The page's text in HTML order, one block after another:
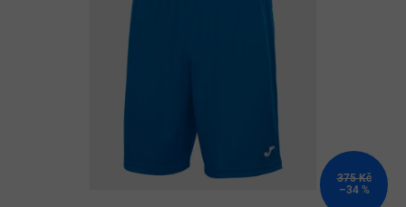
375 Kč
–34 %